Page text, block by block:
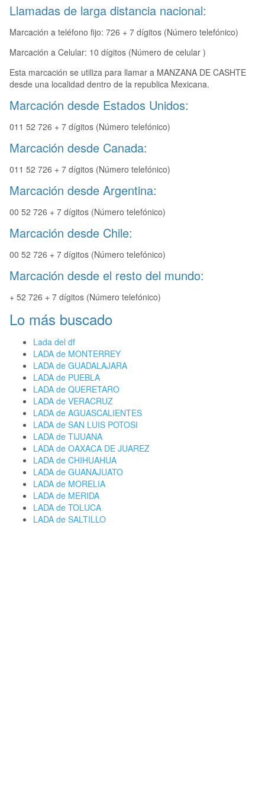
Llamadas de larga distancia nacional:
Marcación a teléfono fijo: 726 + 7 dígitos (Número telefónico)
Marcación a Celular: 10 dígitos (Número de celular )
Esta marcación se utiliza para llamar a MANZANA DE CASHTE
desde una localidad dentro de la republica Mexicana.
Marcación desde Estados Unidos:
011 52 726 + 7 dígitos (Número telefónico)
Marcación desde Canada:
011 52 726 + 7 dígitos (Número telefónico)
Marcación desde Argentina:
00 52 726 + 7 dígitos (Número telefónico)
Marcación desde Chile:
00 52 726 + 7 dígitos (Número telefónico)
Marcación desde el resto del mundo:
+ 52 726 + 7 dígitos (Número telefónico)
Lo más buscado
Lada del df
LADA de MONTERREY
LADA de GUADALAJARA
LADA de PUEBLA
LADA de QUERETARO
LADA de VERACRUZ
LADA de AGUASCALIENTES
LADA de SAN LUIS POTOSI
LADA de TIJUANA
LADA de OAXACA DE JUAREZ
LADA de CHIHUAHUA
LADA de GUANAJUATO
LADA de MORELIA
LADA de MERIDA
LADA de TOLUCA
LADA de SALTILLO